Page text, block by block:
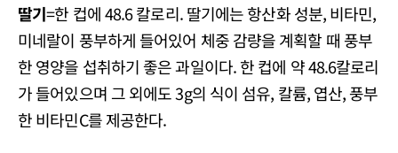
딸기=한 컵에 48.6 칼로리. 딸기에는 항산화 성분, 비타민,
미네랄이 풍부하게 들어있어 체중 감량을 계획할 때 풍부
한 영양을 섭취하기 좋은 과일이다. 한 컵에 약 48.6칼로리
가 들어있으며 그 외에도 3g의 식이 섬유, 칼륨, 엽산, 풍부
한 비타민C를 제공한다.